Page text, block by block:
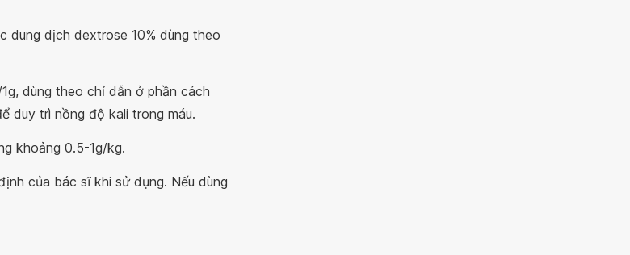
dung dịch dextrose 10% dùng theo
dùng theo chỉ dẫn ở phần cách
duy trì nồng độ kali trong máu.
khoảng 0.5-1g/kg.
của bác sĩ khi sử dụng. Nếu dùng